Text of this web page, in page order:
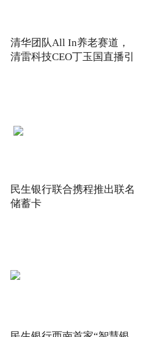
清华团队All In养老赛道，
清雷科技CEO丁玉国直播引
民生银行联合携程推出联名
储蓄卡